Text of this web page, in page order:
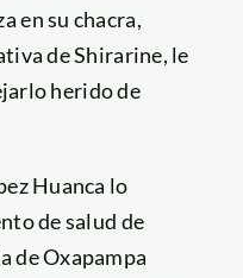
en su chacra,
de Shirarine, le
herido de
Huanca lo
de salud de
de Oxapampa